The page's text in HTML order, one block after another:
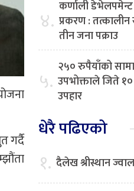
गर्दै
४. कर्णाली
प्रकरण :
तीन जना पक्राउ
५. २५० रुपैयाँको
उपभोक्ताले जिते
उपहार
धेरै पढिएको
१. दैलेख श्रीस्थान